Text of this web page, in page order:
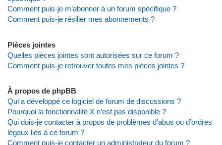
Comment puis-je m’abonner à un forum spécifique ?
Comment puis-je résilier mes abonnements ?
Pièces jointes
Quelles pièces jointes sont autorisées sur ce forum ?
Comment puis-je retrouver toutes mes pièces jointes ?
À propos de phpBB
Qui a développé ce logiciel de forum de discussions ?
Pourquoi la fonctionnalité X n’est pas disponible ?
Qui dois-je contacter à propos de problèmes d’abus ou d’ordres
légaux liés à ce forum ?
Comment puis-je contacter un administrateur du forum ?